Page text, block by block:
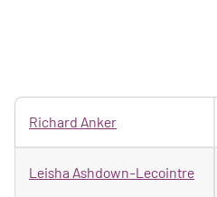
Richard Anker
Leisha Ashdown-Lecointre